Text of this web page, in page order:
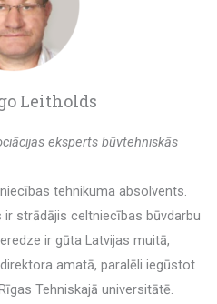
Leitholds
eksperts būvtehniskās
tehnikuma absolvents.
strādājis celtniecības būvdarbu
ir gūta Latvijas muitā,
amatā, paralēli iegūstot
Tehniskajā universitātē.